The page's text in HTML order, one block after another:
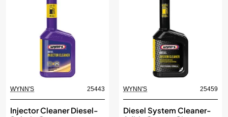
WYNN'S 25443
Injector Cleaner Diesel-
WYNN'S 25459
Diesel System Cleaner-